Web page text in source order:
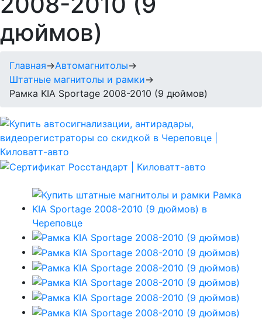
дюймов)
Главная→Автомагнитолы→
Штатные магнитолы и рамки→
Рамка KIA Sportage 2008-2010 (9 дюймов)